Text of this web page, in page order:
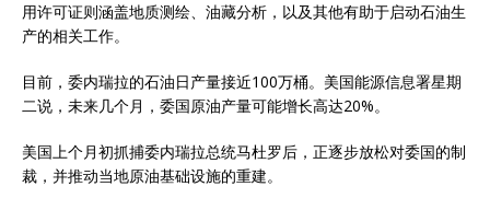
用许可证则涵盖地质测绘、油藏分析，以及其他有助于启动石油生
产的相关工作。
目前，委内瑞拉的石油日产量接近100万桶。美国能源信息署星期
二说，未来几个月，委国原油产量可能增长高达20%。
美国上个月初抓捕委内瑞拉总统马杜罗后，正逐步放松对委国的制
裁，并推动当地原油基础设施的重建。